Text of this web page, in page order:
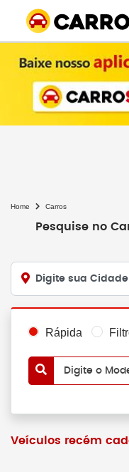
Home Carros
Pesquise no
Digite sua Cidade
Rápida
Digite o
Veículos recém